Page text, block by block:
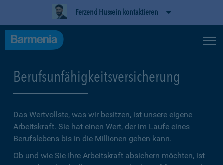
Ferzend Hussein kontaktieren
Berufsunfähigkeitsversicherung
Das Wertvollste, was wir besitzen, ist unsere eigene
Arbeitskraft. Sie hat einen Wert, der im Laufe eines
Berufslebens bis in die Millionen gehen kann.
Ob und wie Sie Ihre Arbeitskraft absichern möchten, ist